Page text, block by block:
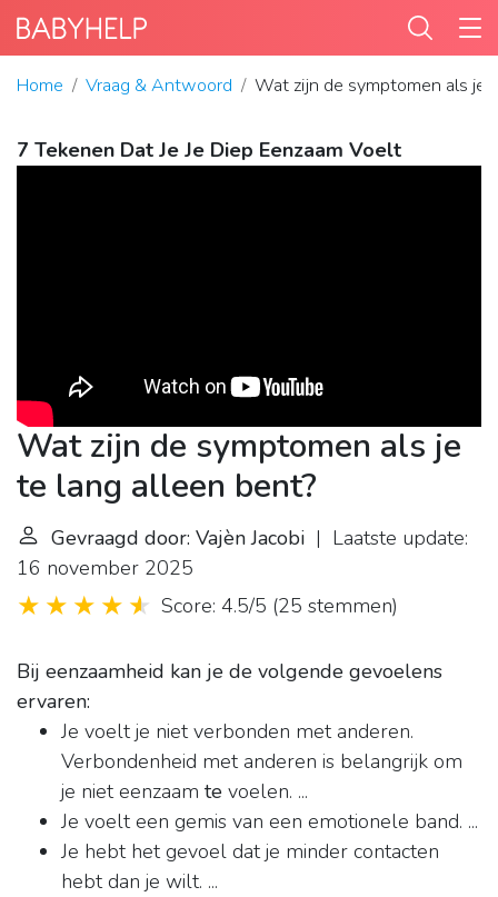
Home Vraag & Antwoord Wat zijn de symptomen als je
7 Tekenen Dat Je Je Diep Eenzaam Voelt
Wat zijn de symptomen als je
te lang alleen bent?
Gevraagd door: Vajèn Jacobi | Laatste update:
16 november 2025
Score: 4.5/5 (25 stemmen)
Bij eenzaamheid kan je de volgende gevoelens
ervaren:
Je voelt je niet verbonden met anderen.
Verbondenheid met anderen is belangrijk om
je niet eenzaam te voelen. ...
Je voelt een gemis van een emotionele band. ...
Je hebt het gevoel dat je minder contacten
hebt dan je wilt. ...